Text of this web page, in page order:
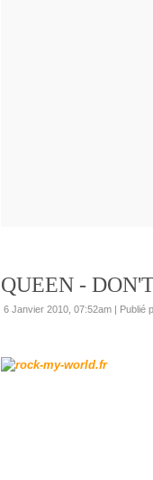
QUEEN -
6 Janvier 2010, 07:52am | Publié